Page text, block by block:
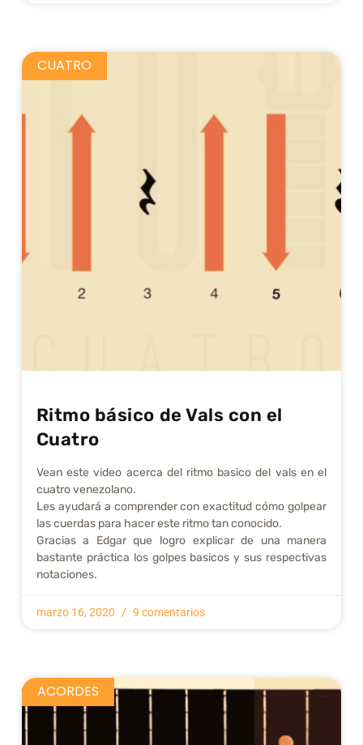
CUATRO
Ritmo básico de Vals con el
Cuatro
Vean este video acerca del ritmo basico del vals en el
cuatro venezolano.
Les ayudará a comprender con exactitud cómo golpear
las cuerdas para hacer este ritmo tan conocido.
Gracias a Edgar que logro explicar de una manera
bastante práctica los golpes basicos y sus respectivas
notaciones.
marzo 16, 2020 9 comentarios
ACORDES